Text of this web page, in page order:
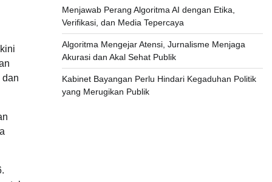
dan
Menjawab Perang Algoritma AI dengan Etika,
Verifikasi, dan Media Tepercaya
Algoritma Mengejar Atensi, Jurnalisme Menjaga
Akurasi dan Akal Sehat Publik
Kabinet Bayangan Perlu Hindari Kegaduhan Politik
yang Merugikan Publik